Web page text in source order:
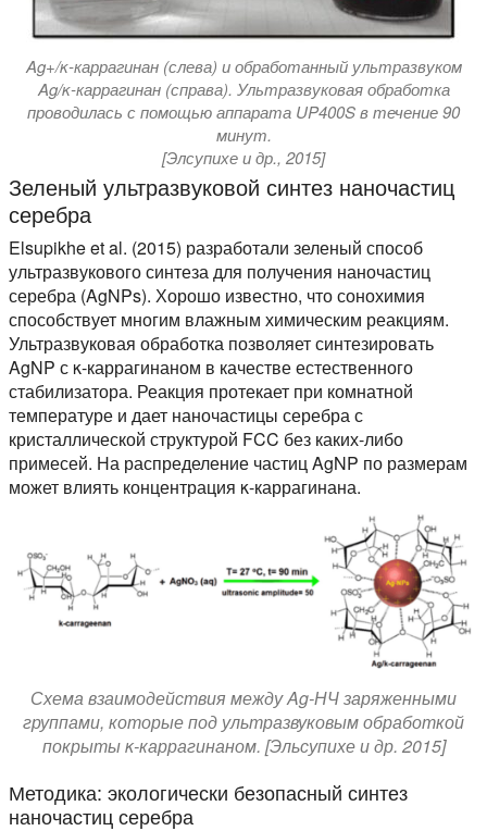
Ag+/κ-каррагинан (слева) и обработанный ультразвуком
Ag/κ-каррагинан (справа). Ультразвуковая обработка
проводилась с помощью аппарата UP400S в течение 90
минут.
[Элсупихе и др., 2015]
Зеленый ультразвуковой синтез наночастиц
серебра
Elsupikhe et al. (2015) разработали зеленый способ
ультразвукового синтеза для получения наночастиц
серебра (AgNPs). Хорошо известно, что сонохимия
способствует многим влажным химическим реакциям.
Ультразвуковая обработка позволяет синтезировать
AgNP с κ-каррагинаном в качестве естественного
стабилизатора. Реакция протекает при комнатной
температуре и дает наночастицы серебра с
кристаллической структурой FCC без каких-либо
примесей. На распределение частиц AgNP по размерам
может влиять концентрация κ-каррагинана.
Схема взаимодействия между Ag-НЧ заряженными
группами, которые под ультразвуковым обработкой
покрыты κ-каррагинаном. [Эльсупихе и др. 2015]
Методика: экологически безопасный синтез
наночастиц серебра